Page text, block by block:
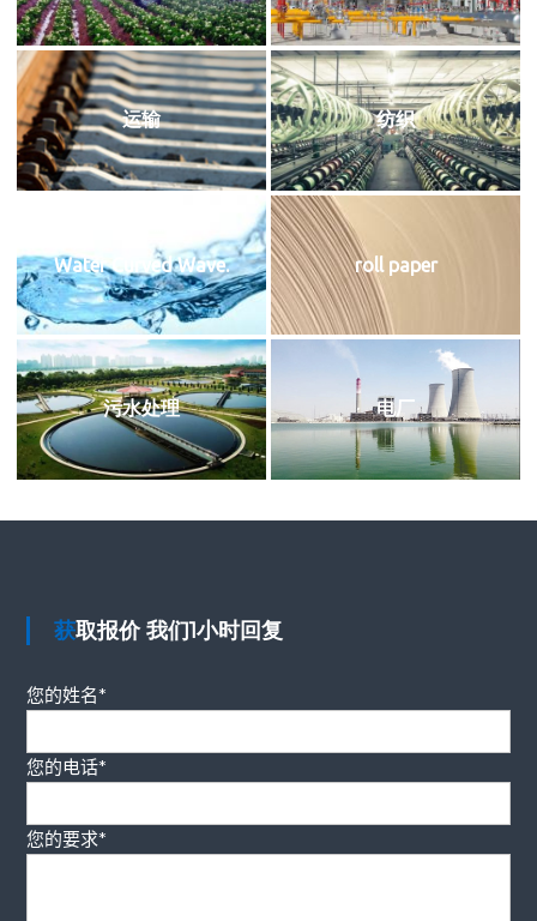
运输 纺织
Water Curved Wave. roll paper
污水处理 电厂
获取报价 我们1小时回复
您的姓名*
您的电话*
您的要求*